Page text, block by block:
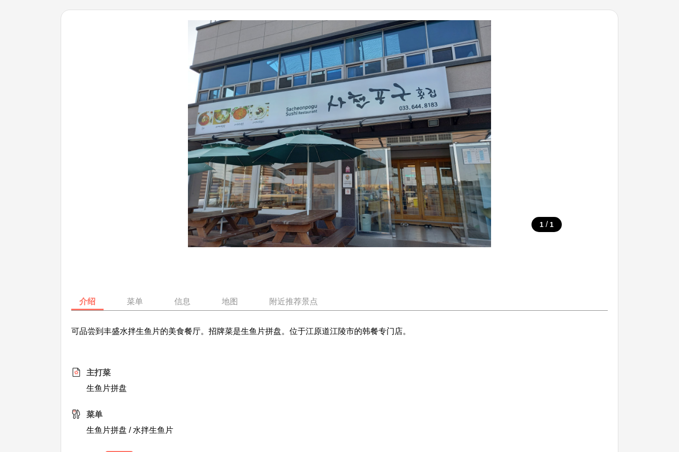
1 / 1
介绍 菜单 信息 地图 附近推荐景点
可品尝到丰盛水拌生鱼片的美食餐厅。招牌菜是生鱼片拼盘。位于江原道江陵市的韩餐专门店。
主打菜
生鱼片拼盘
菜单
生鱼片拼盘 / 水拌生鱼片